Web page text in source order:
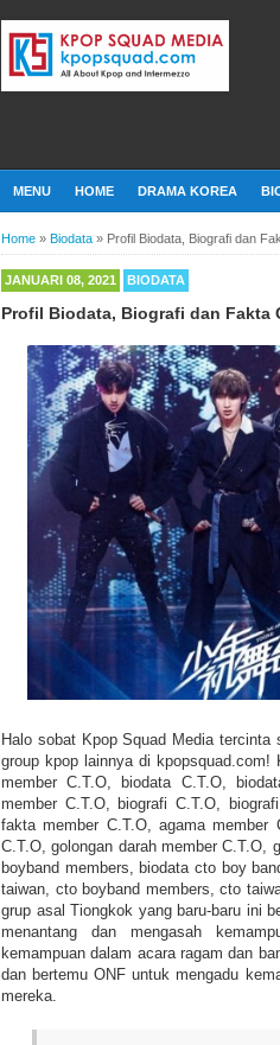
MENU HOME DRAMA KOREA
Home » Biodata » Profil Biodata, Biografi dan
JANUARI 08, 2021 BIODATA
Profil Biodata, Biografi dan Fakta
Halo sobat Kpop Squad Media
group kpop lainnya di kpopsquad.com!
member C.T.O, biodata C.T.O,
member C.T.O, biografi C.T.O,
fakta member C.T.O, agama member
C.T.O, golongan darah member C.T.O,
boyband members, biodata cto boy
taiwan, cto boyband members, cto
grup asal Tiongkok yang baru-baru ini
menantang dan mengasah
kemampuan dalam acara ragam dan
dan bertemu ONF untuk mengadu
mereka.